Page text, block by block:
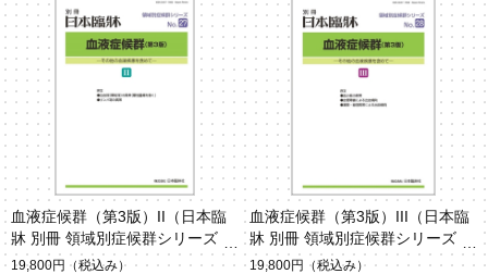
血液症候群（第3版）II（日本臨
牀 別冊 領域別症候群シリーズ）
19,800円 （税込み）
血液症候群（第3版）III（日本臨
牀 別冊 領域別症候群シリーズ）
19,800円 （税込み）